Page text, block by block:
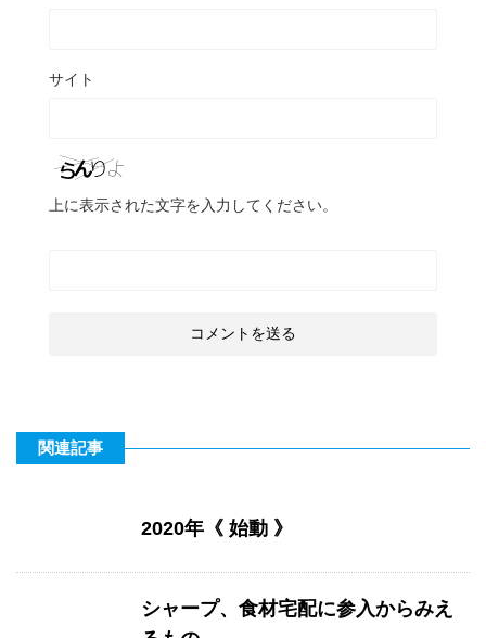
サイト
上に表示された文字を入力してください。
関連記事
2020年《 始動 》
シャープ、食材宅配に参入からみえ